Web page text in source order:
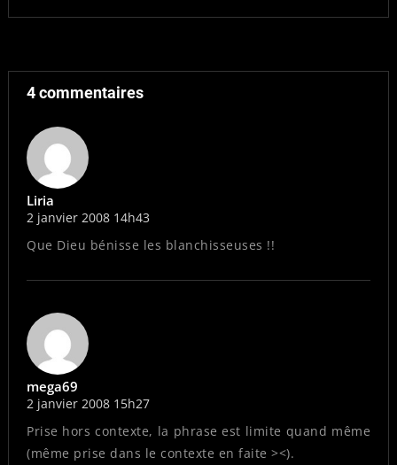
4 commentaires
Liria
2 janvier 2008 14h43
Que Dieu bénisse les blanchisseuses !!
mega69
2 janvier 2008 15h27
Prise hors contexte, la phrase est limite quand même
(même prise dans le contexte en faite ><).